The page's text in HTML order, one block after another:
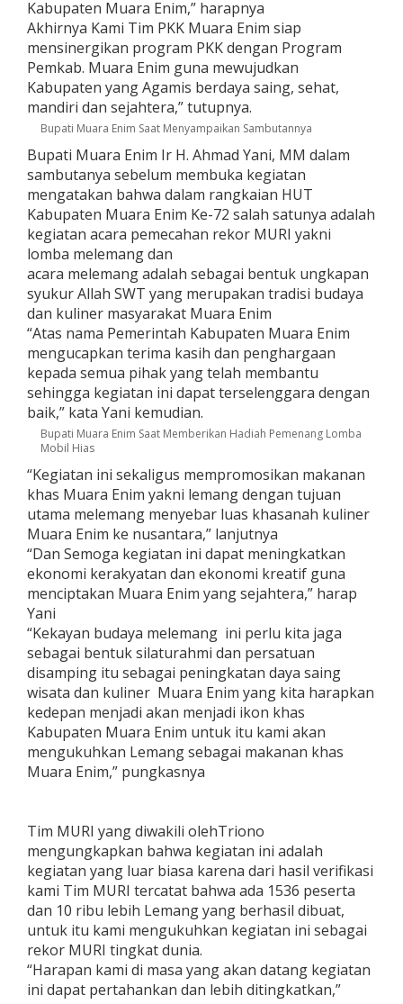
Kabupaten Muara Enim,” harapnya
Akhirnya Kami Tim PKK Muara Enim siap
mensinergikan program PKK dengan Program
Pemkab. Muara Enim guna mewujudkan
Kabupaten yang Agamis berdaya saing, sehat,
mandiri dan sejahtera,” tutupnya.
Bupati Muara Enim Saat Menyampaikan Sambutannya
Bupati Muara Enim Ir H. Ahmad Yani, MM dalam
sambutanya sebelum membuka kegiatan
mengatakan bahwa dalam rangkaian HUT
Kabupaten Muara Enim Ke-72 salah satunya adalah
kegiatan acara pemecahan rekor MURI yakni
lomba melemang dan
acara melemang adalah sebagai bentuk ungkapan
syukur Allah SWT yang merupakan tradisi budaya
dan kuliner masyarakat Muara Enim
“Atas nama Pemerintah Kabupaten Muara Enim
mengucapkan terima kasih dan penghargaan
kepada semua pihak yang telah membantu
sehingga kegiatan ini dapat terselenggara dengan
baik,” kata Yani kemudian.
Bupati Muara Enim Saat Memberikan Hadiah Pemenang Lomba
Mobil Hias
“Kegiatan ini sekaligus mempromosikan makanan
khas Muara Enim yakni lemang dengan tujuan
utama melemang menyebar luas khasanah kuliner
Muara Enim ke nusantara,” lanjutnya
“Dan Semoga kegiatan ini dapat meningkatkan
ekonomi kerakyatan dan ekonomi kreatif guna
menciptakan Muara Enim yang sejahtera,” harap
Yani
“Kekayan budaya melemang ini perlu kita jaga
sebagai bentuk silaturahmi dan persatuan
disamping itu sebagai peningkatan daya saing
wisata dan kuliner Muara Enim yang kita harapkan
kedepan menjadi akan menjadi ikon khas
Kabupaten Muara Enim untuk itu kami akan
mengukuhkan Lemang sebagai makanan khas
Muara Enim,” pungkasnya
Tim MURI yang diwakili olehTriono
mengungkapkan bahwa kegiatan ini adalah
kegiatan yang luar biasa karena dari hasil verifikasi
kami Tim MURI tercatat bahwa ada 1536 peserta
dan 10 ribu lebih Lemang yang berhasil dibuat,
untuk itu kami mengukuhkan kegiatan ini sebagai
rekor MURI tingkat dunia.
“Harapan kami di masa yang akan datang kegiatan
ini dapat pertahankan dan lebih ditingkatkan,”